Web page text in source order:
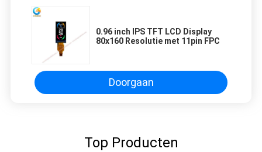
0.96 inch IPS TFT LCD Display
80x160 Resolutie met 11pin FPC
Doorgaan
Top Producten